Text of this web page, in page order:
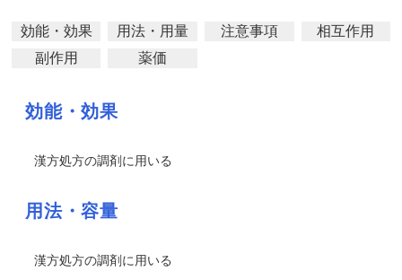
効能・効果 用法・用量 注意事項
相互作用
副作用
薬価
効能・効果
漢方処方の調剤に用いる
用法・容量
漢方処方の調剤に用いる